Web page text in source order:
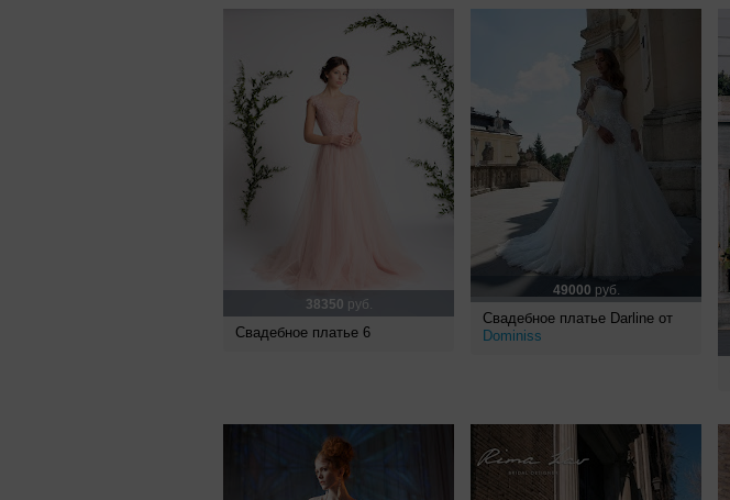
38350 руб.
Свадебное платье 6
49000 руб.
Свадебное платье Darline от
Dominiss